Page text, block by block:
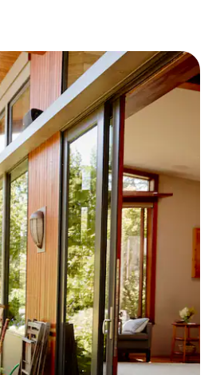
omlaag, óf door te tikken of swipen.